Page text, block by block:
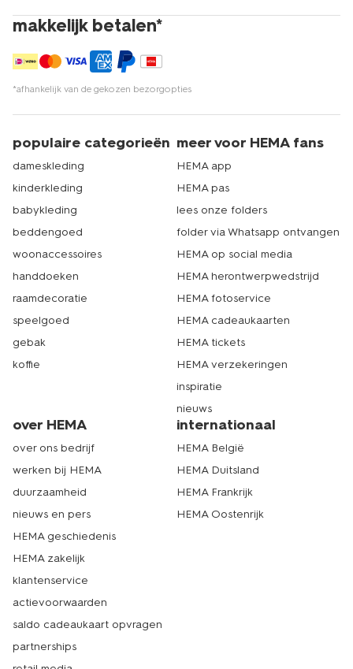
makkelijk betalen*
*afhankelijk van de gekozen bezorgopties
populaire categorieën
dameskleding
kinderkleding
babykleding
beddengoed
woonaccessoires
handdoeken
raamdecoratie
speelgoed
gebak
koffie
meer voor HEMA fans
HEMA app
HEMA pas
lees onze folders
folder via Whatsapp ontvangen
HEMA op social media
HEMA herontwerpwedstrijd
HEMA fotoservice
HEMA cadeaukaarten
HEMA tickets
HEMA verzekeringen
inspiratie
nieuws
over HEMA
over ons bedrijf
werken bij HEMA
duurzaamheid
nieuws en pers
HEMA geschiedenis
HEMA zakelijk
klantenservice
actievoorwaarden
saldo cadeaukaart opvragen
partnerships
internationaal
HEMA België
HEMA Duitsland
HEMA Frankrijk
HEMA Oostenrijk